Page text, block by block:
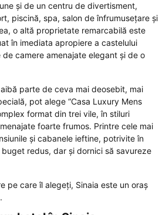
şi de un centru de divertisment,
piscină, spa, salon de înfrumuseţare şi
o altă proprietate remarcabilă este
în imediata apropiere a castelului
camere amenajate elegant şi de o
parte de ceva mai deosebit, mai
pot alege “Casa Luxury Mens
format din trei vile, în stiluri
foarte frumos. Printre cele mai
şi cabanele ieftine, potrivite în
redus, dar şi dornici să savureze
pe care îl alegeţi, Sinaia este un oraş